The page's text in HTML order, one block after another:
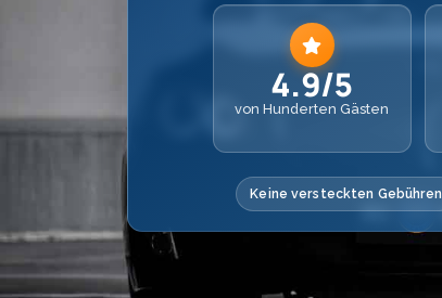
4.9/5
von Hunderten Gästen
Keine versteckten Gebühren